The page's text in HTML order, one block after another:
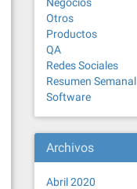
Otros
Productos
QA
Redes Sociales
Resumen Semanal
Software
Archivos
Abril 2020